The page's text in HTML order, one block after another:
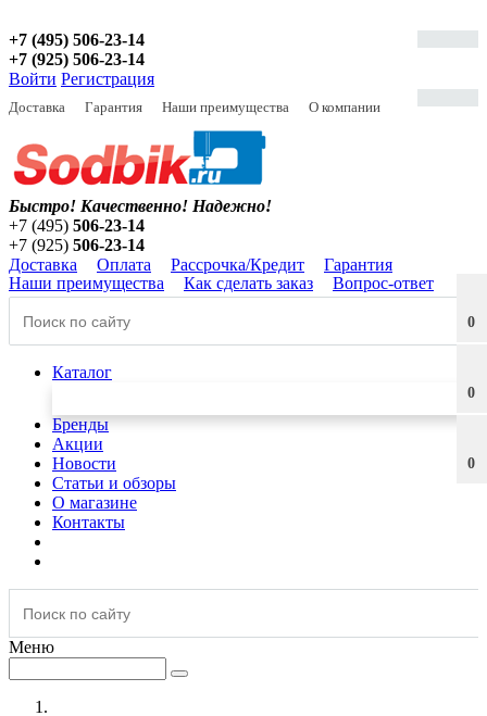
+7 (495) 506-23-14
+7 (925) 506-23-14
Войти Регистрация
Доставка Гарантия Наши преимущества О компании
0
0
0
Быстро! Качественно! Надежно!
+7 (495) 506-23-14
+7 (925) 506-23-14
Доставка
Оплата Рассрочка/Кредит
Гарантия
Наши преимущества
Как сделать заказ Вопрос-ответ
Каталог
Бренды
Акции
Новости
Статьи и обзоры
О магазине
Контакты
Меню